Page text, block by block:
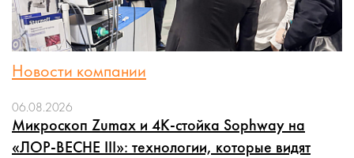
Новости компании
06.08.2026
Микроскоп Zumax и 4K-стойка Sophway на
«ЛОР-ВЕСНЕ III»: технологии, которые видят